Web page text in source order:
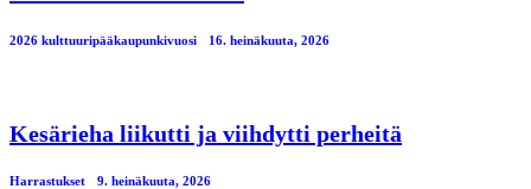
2026 kulttuuripääkaupunkivuosi 16. heinäkuuta, 2026
Kesärieha liikutti ja viihdytti perheitä
Harrastukset 9. heinäkuuta, 2026